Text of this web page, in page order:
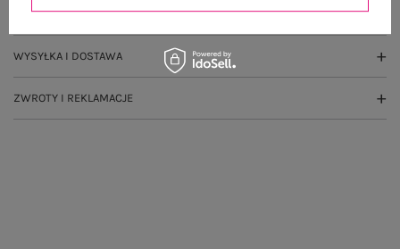
OPINIE O PRODUKCIE (0)
WYSYŁKA I DOSTAWA
ZWROTY I REKLAMACJE